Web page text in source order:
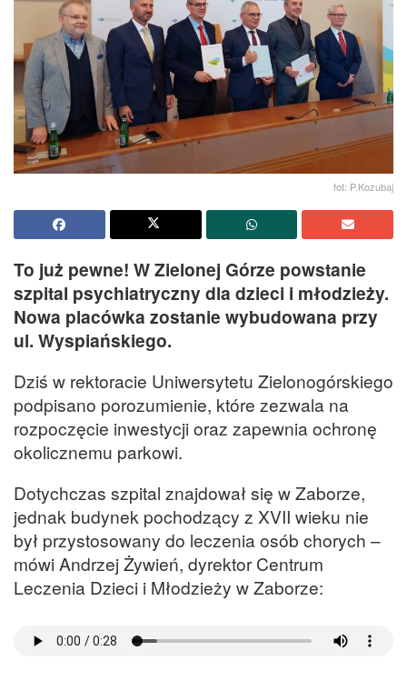
fot: P.Kozubaj
To już pewne! W Zielonej Górze powstanie
szpital psychiatryczny dla dzieci i młodzieży.
Nowa placówka zostanie wybudowana przy
ul. Wyspiańskiego.
Dziś w rektoracie Uniwersytetu Zielonogórskiego
podpisano porozumienie, które zezwala na
rozpoczęcie inwestycji oraz zapewnia ochronę
okolicznemu parkowi.
Dotychczas szpital znajdował się w Zaborze,
jednak budynek pochodzący z XVII wieku nie
był przystosowany do leczenia osób chorych –
mówi Andrzej Żywień, dyrektor Centrum
Leczenia Dzieci i Młodzieży w Zaborze: